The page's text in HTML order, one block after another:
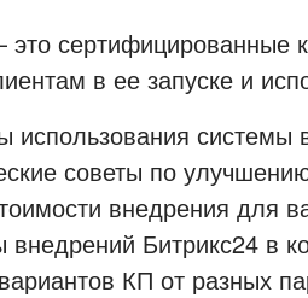
сертифицированные
в ее запуске и
использования системы
советы по
внедрения для
Битрикс24 в
КП от разных